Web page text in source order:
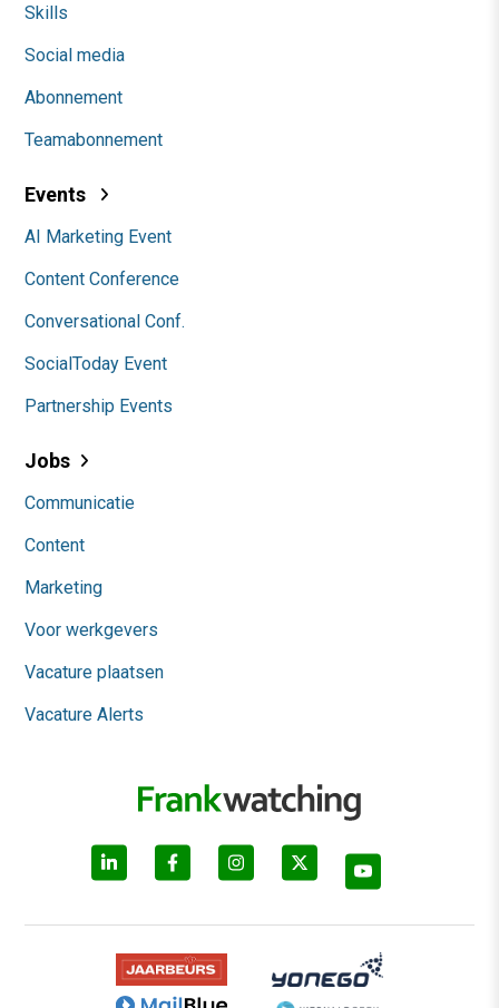
Skills
Social media
Abonnement
Teamabonnement
Events
AI Marketing Event
Content Conference
Conversational Conf.
SocialToday Event
Partnership Events
Jobs
Communicatie
Content
Marketing
Voor werkgevers
Vacature plaatsen
Vacature Alerts